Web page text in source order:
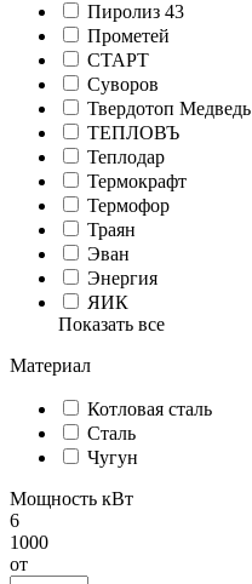
Пиролиз 43
Прометей
СТАРТ
Суворов
Твердотоп Медведь
ТЕПЛОВЪ
Теплодар
Термокрафт
Термофор
Траян
Эван
Энергия
ЯИК
Показать все
Материал
Котловая сталь
Сталь
Чугун
Мощность кВт
6
1000
от